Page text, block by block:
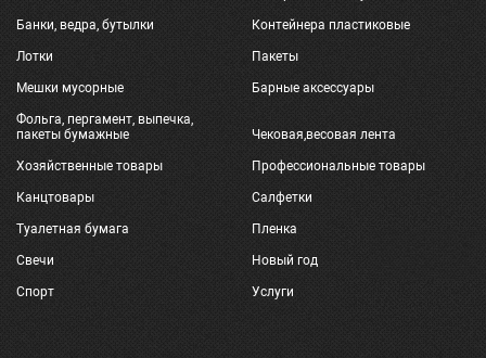
Банки, ведра, бутылки Контейнера пластиковые
Лотки Пакеты
Мешки мусорные Барные аксессуары
Фольга, пергамент, выпечка,
пакеты бумажные
Чековая,весовая лента
Хозяйственные товары Профессиональные товары
Канцтовары Салфетки
Туалетная бумага Пленка
Свечи Новый год
Спорт Услуги